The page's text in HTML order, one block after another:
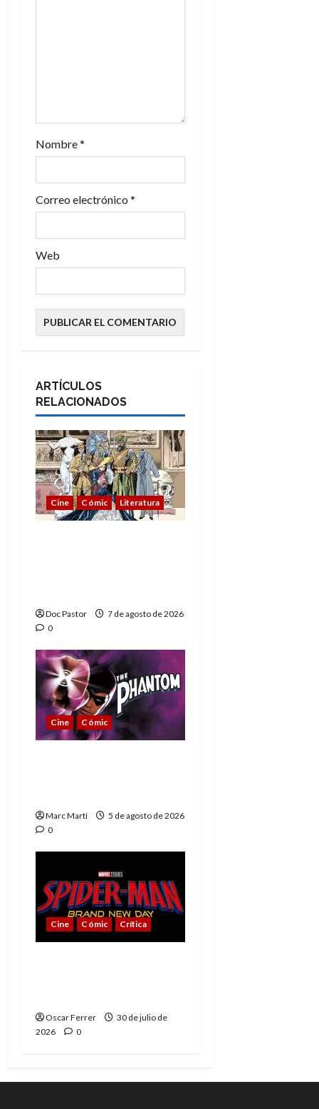
r
a
d
a
s
Nombre*
Correo electrónico *
Web
ARTÍCULOS
RELACIONADOS
Cine Cómic Literatura
Doc Pastor
7 de agosto de 2026
0
Cine Cómic
Marc Martí
5 de agosto de 2026
0
Cine Cómic Crítica
Oscar Ferrer
30 de julio de
2026
0